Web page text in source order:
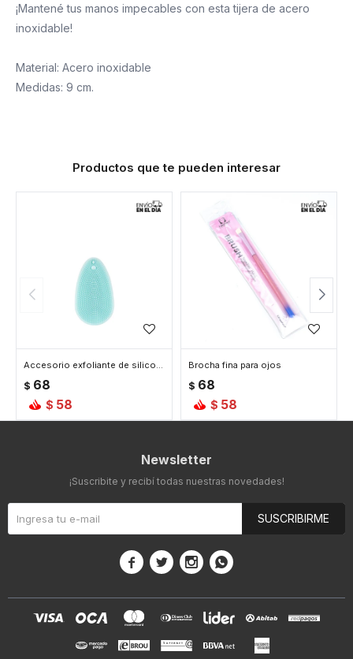
¡Mantené tus manos impecables con esta tijera de acero
inoxidable!
Material: Acero inoxidable
Medidas: 9 cm.
Productos que te pueden interesar
Accesorio exfoliante de silicona - Celeste
$ 68
$ 58
Brocha fina para ojos
$ 68
$ 58
Newsletter
¡Suscribite y recibí todas nuestras novedades!
SUSCRIBIRME
   